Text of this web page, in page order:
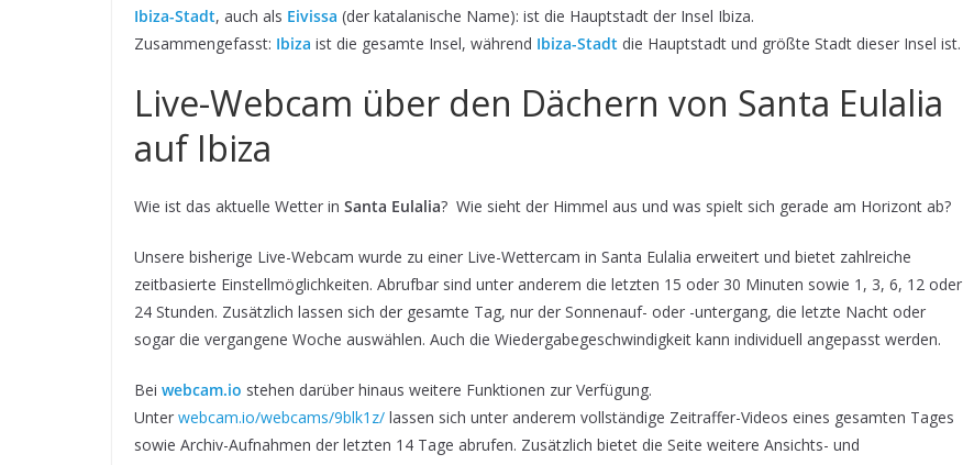
Ibiza-Stadt, auch als Eivissa (der katalanische Name): ist die Hauptstadt der Insel Ibiza.
Zusammengefasst: Ibiza ist die gesamte Insel, während Ibiza-Stadt die Hauptstadt und größte Stadt dieser Insel ist.
Live-Webcam über den Dächern von Santa Eulalia
auf Ibiza
Wie ist das aktuelle Wetter in Santa Eulalia? Wie sieht der Himmel aus und was spielt sich gerade am Horizont ab?
Unsere bisherige Live-Webcam wurde zu einer Live-Wettercam in Santa Eulalia erweitert und bietet zahlreiche
zeitbasierte Einstellmöglichkeiten. Abrufbar sind unter anderem die letzten 15 oder 30 Minuten sowie 1, 3, 6, 12 oder
24 Stunden. Zusätzlich lassen sich der gesamte Tag, nur der Sonnenauf- oder -untergang, die letzte Nacht oder
sogar die vergangene Woche auswählen. Auch die Wiedergabegeschwindigkeit kann individuell angepasst werden.
Bei webcam.io stehen darüber hinaus weitere Funktionen zur Verfügung.
Unter webcam.io/webcams/9blk1z/ lassen sich unter anderem vollständige Zeitraffer-Videos eines gesamten Tages
sowie Archiv-Aufnahmen der letzten 14 Tage abrufen. Zusätzlich bietet die Seite weitere Ansichts- und